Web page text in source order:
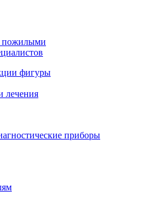
пожилыми
фигуры
лечения
приборы